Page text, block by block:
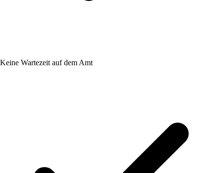
Keine Wartezeit auf dem Amt